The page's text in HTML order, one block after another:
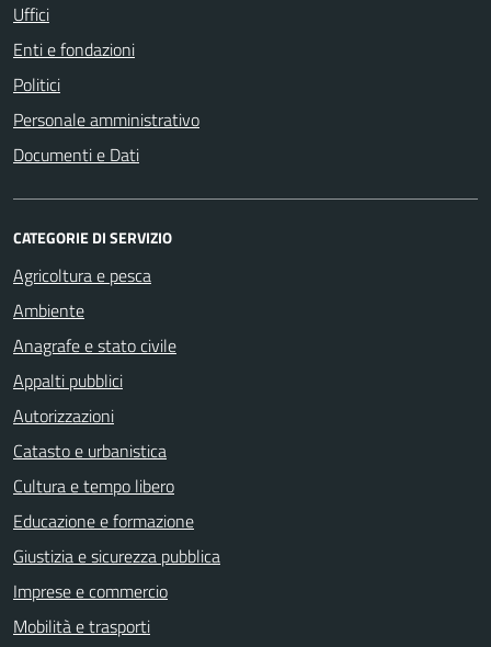
Uffici
Enti e fondazioni
Politici
Personale amministrativo
Documenti e Dati
CATEGORIE DI SERVIZIO
Agricoltura e pesca
Ambiente
Anagrafe e stato civile
Appalti pubblici
Autorizzazioni
Catasto e urbanistica
Cultura e tempo libero
Educazione e formazione
Giustizia e sicurezza pubblica
Imprese e commercio
Mobilità e trasporti